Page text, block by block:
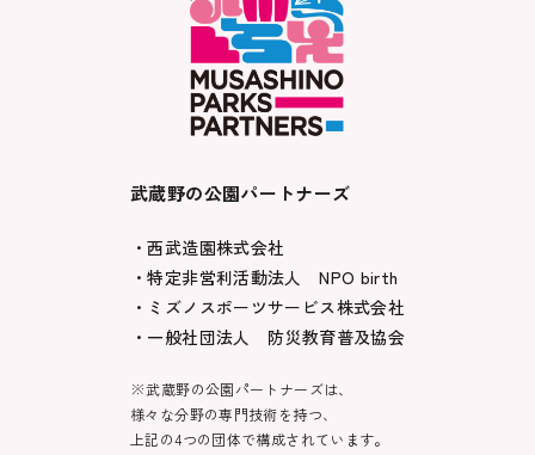
武蔵野の公園パートナーズ
・西武造園株式会社
・特定非営利活動法人 NPO birth
・ミズノスポーツサービス株式会社
・一般社団法人 防災教育普及協会
※武蔵野の公園パートナーズは、
様々な分野の専門技術を持つ、
上記の4つの団体で構成されています。